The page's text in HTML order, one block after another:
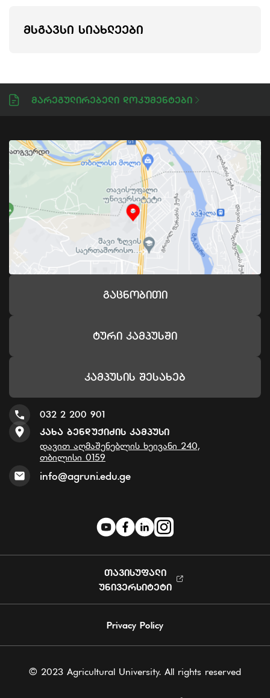
ᲛᲡᲒᲐᲕᲡᲘ ᲡᲘᲐᲮᲚᲔᲔᲑᲘ
Მარეგულირებელი Დოკუმენტები
Გაცნობითი
Ტური Კამპუსში
Კამპუსის Შესახებ
032 2 200 901
Კახა Ბენდუქიძის Კამპუსი
დავით აღმაშენებლის ხეივანი 240,
თბილისი 0159
info@agruni.edu.ge
ᲗᲐᲕᲘᲡᲣᲤᲐᲚᲘ
ᲣᲜᲘᲕᲔᲠᲡᲘᲢᲔᲢᲘ
Privacy Policy
© 2023 Agricultural University. All rights reserved